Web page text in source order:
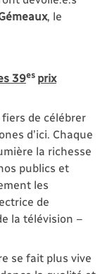
, le
39es prix
de célébrer
d’ici. Chaque
la richesse
publics et
les
de
la télévision –
se fait plus vive